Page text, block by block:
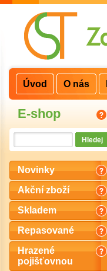
E-shop
Novinky
Akční zboží
Skladem
Repasované
Hrazené
pojišťovnou
Úvod O nás